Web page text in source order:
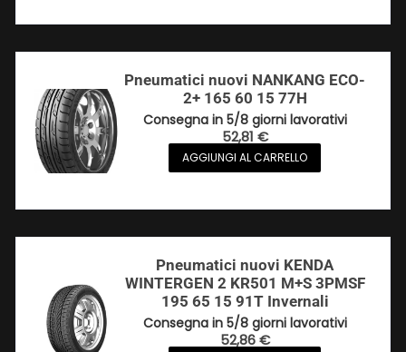
Pneumatici nuovi NANKANG ECO-
2+ 165 60 15 77H
Consegna in 5/8 giorni lavorativi
52,81 €
AGGIUNGI AL CARRELLO
Pneumatici nuovi KENDA
WINTERGEN 2 KR501 M+S 3PMSF
195 65 15 91T Invernali
Consegna in 5/8 giorni lavorativi
52,86€